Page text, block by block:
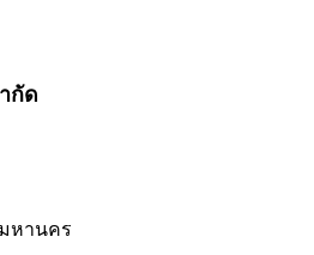
กัด
หานคร